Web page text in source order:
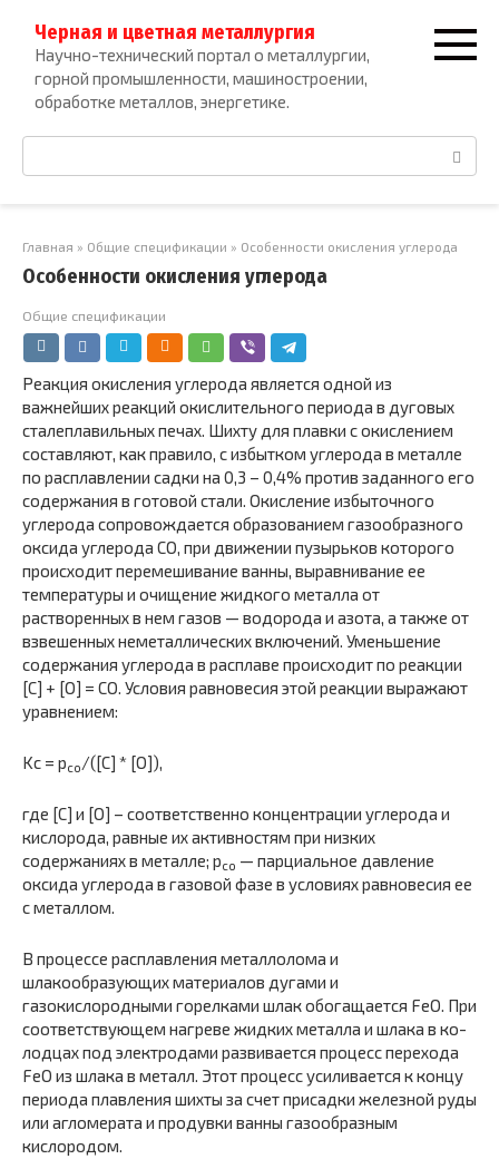
контенту
Черная и цветная металлургия
Научно-технический портал о металлургии,
горной промышленности, машиностроении,
обработке металлов, энергетике.
Поиск:
Главная » Общие спецификации » Особенности окисления углерода
Особенности окисления углерода
Общие спецификации
Реакция окисления углерода является одной из
важнейших реак­ций окислительного периода в дуговых
сталеплавильных печах. Шихту для плавки с окислением
составляют, как правило, с избыт­ком углерода в металле
по расплавлении садки на 0,3 – 0,4% против заданного его
содержания в готовой стали. Окисление избыточного
углерода сопровождается образованием газообразного
оксида угле­рода СО, при движении пузырьков которого
происходит перемеши­вание ванны, выравнивание ее
температуры и очищение жидкого ме­талла от
растворенных в нем газов — водорода и азота, а также от
взвешенных неметаллических включений. Уменьшение
содержания углерода в расплаве происходит по реакции
[С] + [О] = СО. Условия равновесия этой реакции выражают
уравнением:
Kс = pсо/([С] * [О]),
где [С] и [О] – соответственно концентрации углерода и
кислорода, равные их активностям при низких
содержаниях в металле; рсо — парциальное давление
оксида углерода в газовой фазе в условиях рав­новесия ее
с металлом.
В процессе расплавления металлолома и
шлакообразующих мате­риалов дугами и
газокислородными горелками шлак обогащается FеО. При
соответствующем нагреве жидких металла и шлака в ко­
лодцах под электродами развивается процесс перехода
FеО из шлака в металл. Этот процесс усиливается к концу
периода плавления ших­ты за счет присадки железной руды
или агломерата и продувки ван­ны газообразным
кислородом.